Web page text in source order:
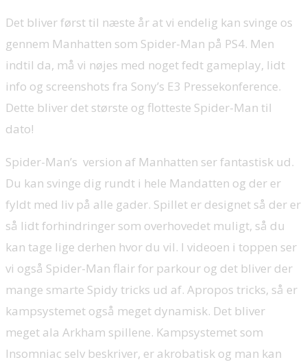
Det bliver først til næste år at vi endelig kan svinge os
gennem Manhatten som Spider-Man på PS4. Men
indtil da, må vi nøjes med noget fedt gameplay, lidt
info og screenshots fra Sony’s E3 Pressekonference.
Dette bliver det største og flotteste Spider-Man til
dato!
Spider-Man’s version af Manhatten ser fantastisk ud.
Du kan svinge dig rundt i hele Mandatten og der er
fyldt med liv på alle gader. Spillet er designet så der er
så lidt forhindringer som overhovedet muligt, så du
kan tage lige derhen hvor du vil. I videoen i toppen ser
vi også Spider-Man flair for parkour og det bliver der
mange smarte Spidy tricks ud af. Apropos tricks, så er
kampsystemet også meget dynamisk. Det bliver
meget ala Arkham spillene. Kampsystemet som
Insomniac selv beskriver, er akrobatisk og man kan